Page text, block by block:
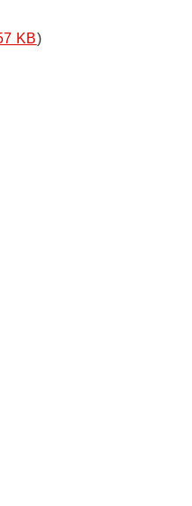
KB)